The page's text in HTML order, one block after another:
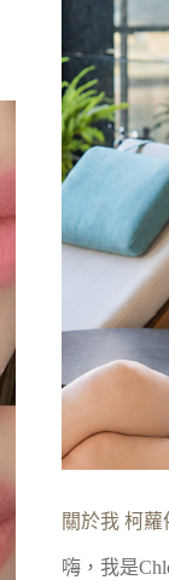
關於我 柯蘿
嗨，我是